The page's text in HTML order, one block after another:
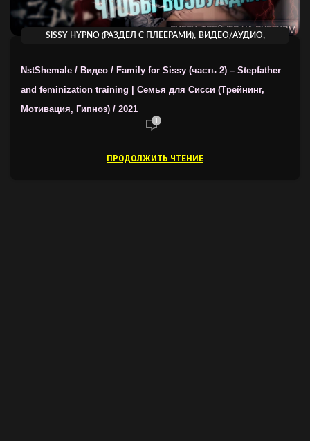
SISSY HYPNO (РАЗДЕЛ С ПЛЕЕРАМИ), ВИДЕО/АУДИО,
NstShemale / Видео / Family for Sissy (часть 2) – Stepfather
and feminization training | Семья для Сисси (Трейнинг,
Мотивация, Гипноз) / 2021
1
ПРОДОЛЖИТЬ ЧТЕНИЕ